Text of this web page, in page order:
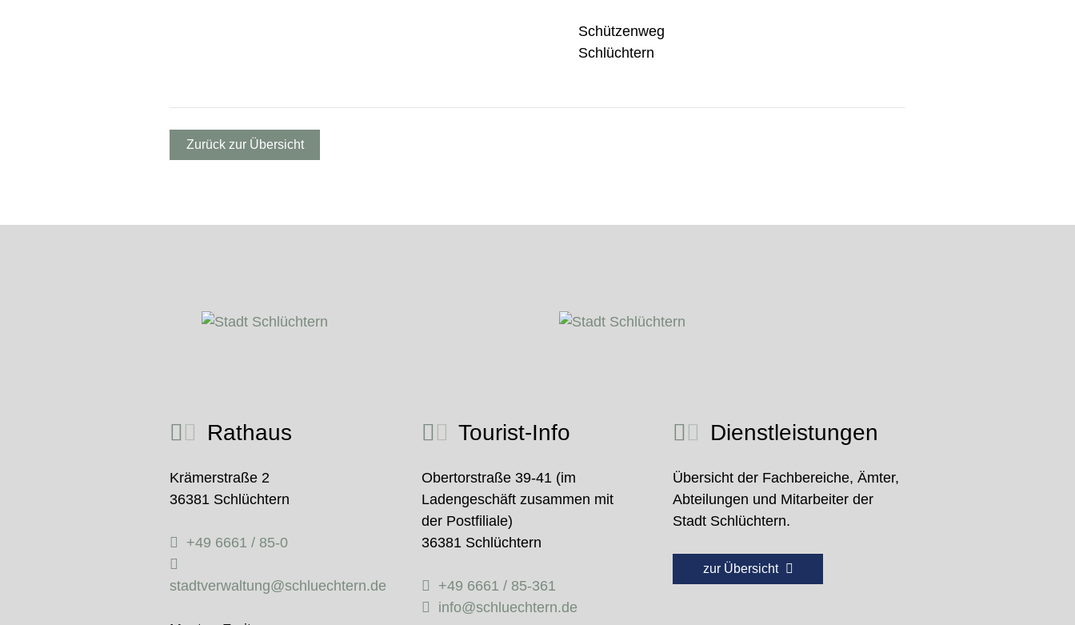
Schützenweg
Schlüchtern
Zurück zur Übersicht
Rathaus
Krämerstraße 2
36381 Schlüchtern
+49 6661 / 85-0
stadtverwaltung@schluechtern.de
Tourist-Info
Obertorstraße 39-41 (im
Ladengeschäft zusammen mit
der Postfiliale)
36381 Schlüchtern
+49 6661 / 85-361
info@schluechtern.de
Dienstleistungen
Übersicht der Fachbereiche, Ämter,
Abteilungen und Mitarbeiter der
Stadt Schlüchtern.
zur Übersicht